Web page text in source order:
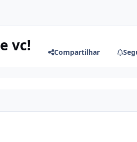
vc! Compartilhar